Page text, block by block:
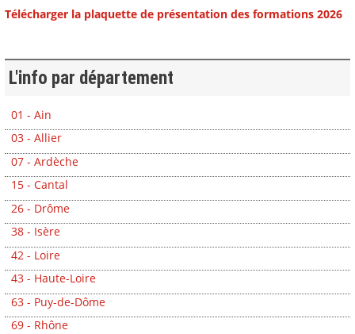
Télécharger la plaquette de présentation des formations 2026
L'info par département
01 - Ain
03 - Allier
07 - Ardèche
15 - Cantal
26 - Drôme
38 - Isère
42 - Loire
43 - Haute-Loire
63 - Puy-de-Dôme
69 - Rhône